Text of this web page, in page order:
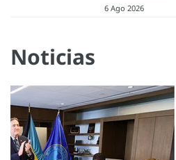
6 Ago 2026
Noticias